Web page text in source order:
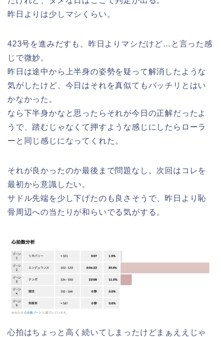
昨日よりは少しマシくらい。
423号を進みだすも、昨日よりマシだけど…と言った感
じで微妙。
昨日は途中から上半身の姿勢を疑って解消したような
気がしたけど、今日はそれを真似てもバッチリとはい
かなかった。
なら下半身かなと思ったらそれが今日の正解だったよ
うで、踏むじゃなくて押すような感じにしたらローラ
ーと同じ感じになってくれた。
それが良かったのか最後まで問題なし。次回はコレを
最初から意識したい。
サドル先端を少し下げたのも良さそうで、昨日より恥
骨周辺への当たりが和らいでる気がする。
心拍はちょっと高く続いてしまったけどまぁええじゃ